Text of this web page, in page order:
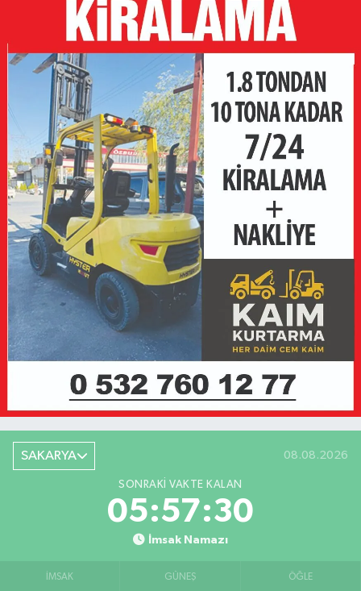
SAKARYA 08.08.2026
SONRAKI VAKTE KALAN
05:57:30
İmsak Namazı
İMSAK GÜNEŞ ÖĞLE